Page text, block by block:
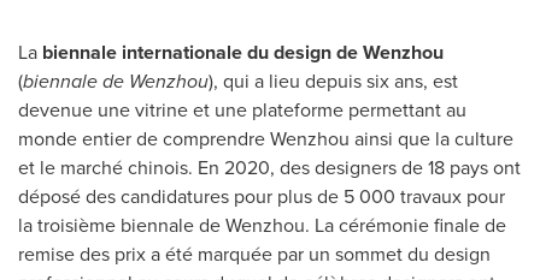
La biennale internationale du design de Wenzhou
(biennale de Wenzhou), qui a lieu depuis six ans, est
devenue une vitrine et une plateforme permettant au
monde entier de comprendre Wenzhou ainsi que la culture
et le marché chinois. En 2020, des designers de 18 pays ont
déposé des candidatures pour plus de 5 000 travaux pour
la troisième biennale de Wenzhou. La cérémonie finale de
remise des prix a été marquée par un sommet du design